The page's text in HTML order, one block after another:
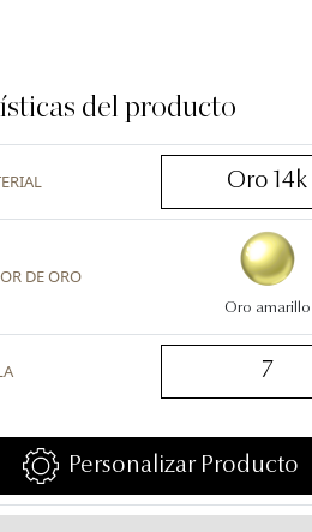
del producto
Oro 14k
DE ORO
Oro amarillo
7
Personalizar Producto